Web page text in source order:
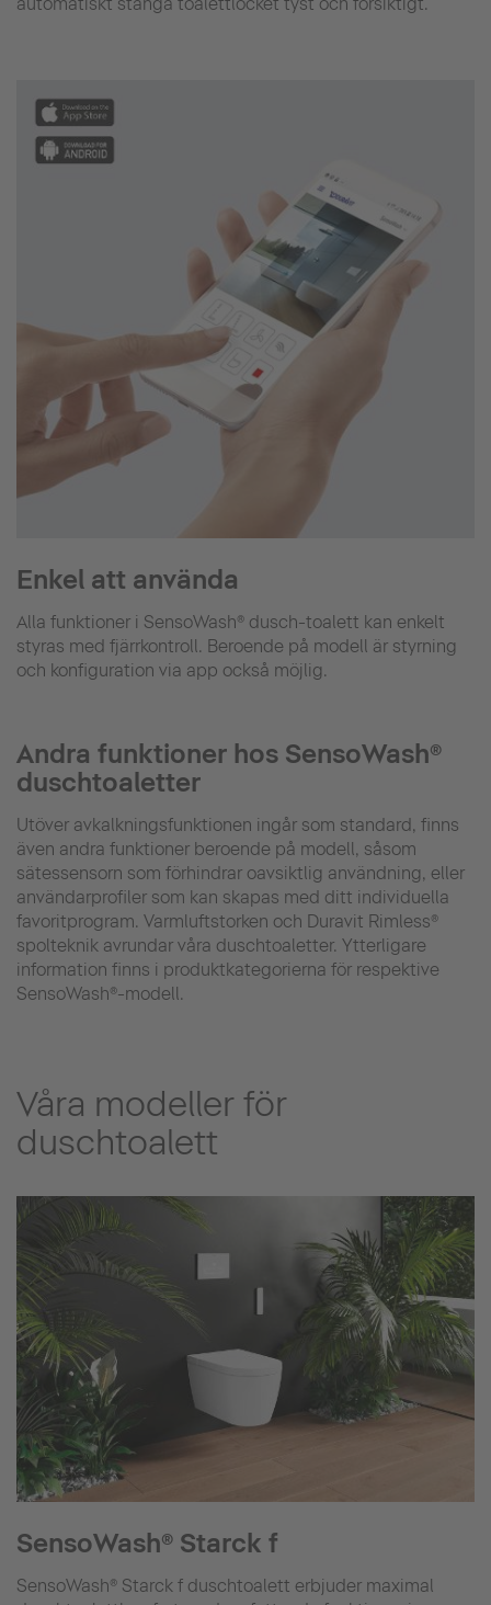
automatiskt stänga toalettlocket tyst och försiktigt.
Enkel att använda
Alla funktioner i SensoWash® dusch-toalett kan enkelt
styras med fjärrkontroll. Beroende på modell är styrning
och konfiguration via app också möjlig.
Andra funktioner hos SensoWash®
duschtoaletter
Utöver avkalkningsfunktionen ingår som standard, finns
även andra funktioner beroende på modell, såsom
sätessensorn som förhindrar oavsiktlig användning, eller
användarprofiler som kan skapas med ditt individuella
favoritprogram. Varmluftstorken och Duravit Rimless®
spolteknik avrundar våra duschtoaletter. Ytterligare
information finns i produktkategorierna för respektive
SensoWash®-modell.
Våra modeller för
duschtoalett
SensoWash® Starck f
SensoWash® Starck f duschtoalett erbjuder maximal